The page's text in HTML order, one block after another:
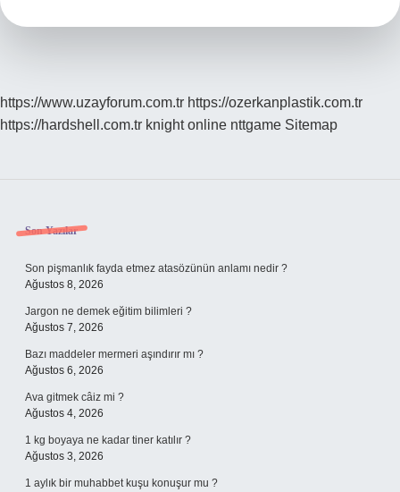
https://www.uzayforum.com.tr https://ozerkanplastik.com.tr
https://hardshell.com.tr knight online nttgame Sitemap
Sidebar
Son Yazılar
Son pişmanlık fayda etmez atasözünün anlamı nedir ?
Ağustos 8, 2026
Jargon ne demek eğitim bilimleri ?
Ağustos 7, 2026
Bazı maddeler mermeri aşındırır mı ?
Ağustos 6, 2026
Ava gitmek câiz mi ?
Ağustos 4, 2026
1 kg boyaya ne kadar tiner katılır ?
Ağustos 3, 2026
1 aylık bir muhabbet kuşu konuşur mu ?